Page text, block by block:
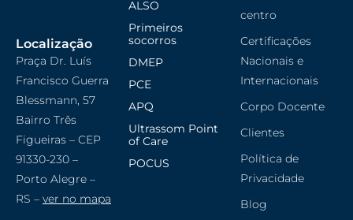
Localização
Praça Dr. Luís
Francisco Guerra
Blessmann, 57
Bairro Três
Figueiras – CEP
91330-230 –
Porto Alegre –
RS – ver no mapa
ALSO
Primeiros
socorros
DMEP
PCE
APQ
Ultrassom Point
of Care
POCUS
centro
Certificações
Nacionais e
Internacionais
Corpo Docente
Clientes
Política de
Privacidade
Blog